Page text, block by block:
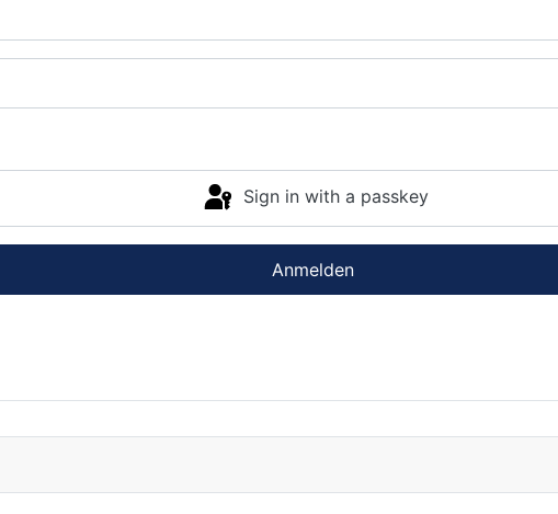
Sign in with a passkey
Anmelden